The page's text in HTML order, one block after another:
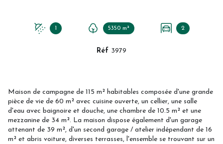
1 5350 m² 2
Réf 3979
Maison de campagne de 115 m² habitables composée d'une grande
pièce de vie de 60 m² avec cuisine ouverte, un cellier, une salle
d'eau avec baignoire et douche, une chambre de 10.5 m² et une
mezzanine de 34 m². La maison dispose également d'un garage
attenant de 39 m², d'un second garage / atelier indépendant de 16
m² et abris voiture, diverses terrasses, l'ensemble se trouvant sur un